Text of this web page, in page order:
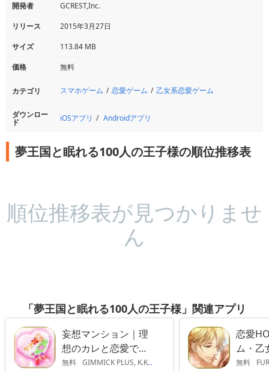
開発者
GCREST,Inc.
リリース
2015年3月27日
サイズ
113.84 MB
価格
無料
カテゴリ スマホゲーム 恋愛ゲーム 乙女系恋愛ゲーム
ダウンロー
ド iOSアプリ Androidアプリ
夢王国と眠れる100人の王子様の順位推移表
順位推移表が見つかりませ
ん
「夢王国と眠れる100人の王子様」関連アプリ
妄想マンション｜理
想のカレと恋愛でき
る・新感覚乙女ゲー
無料 GIMMICK PLUS, K.K.
恋愛
ム・乙
向け
無料